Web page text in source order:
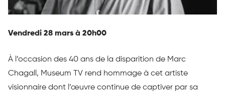
Vendredi 28 mars à 20h00
À l’occasion des 40 ans de la disparition de Marc
Chagall, Museum TV rend hommage à cet artiste
visionnaire dont l’œuvre continue de captiver par sa